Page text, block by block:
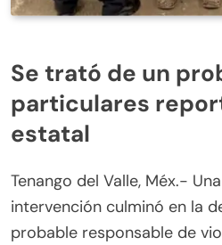
Se trató de un
particulares
estatal
Tenango del Valle, Méx.-
intervención culminó en la
probable responsable de